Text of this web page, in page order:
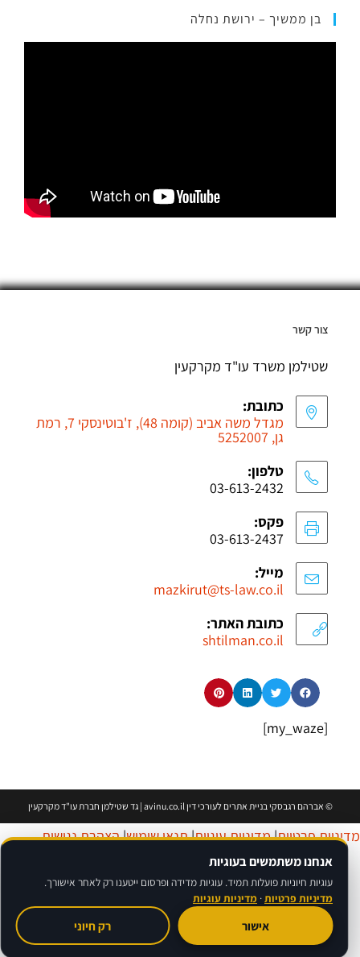
בן ממשיך – ירושת נחלה
צור קשר
שטילמן משרד עו"ד מקרקעין
כתובת:
מגדל משה אביב (קומה 48), ז'בוטינסקי 7, רמת
גן, 5252007
טלפון:
03-613-2432
פקס:
03-613-2437
מייל:
mazkirut@ts-law.co.il
כתובת האתר:
shtilman.co.il
©אברהם רגבסקיבניית אתרים לעורכי דין avinu.co.il | גד שטילמן חברת עו"ד מקרקעין
אנחנו משתמשים בעוגיות
עוגיות חיוניות פועלות תמיד. עוגיות מדידה ופרסום ייטענו רק לאחר אישורך.
מדיניות פרטיות· מדיניות עוגיות
אישור רק חיוני
פרטיות|מדיניות עוגיות|תנאי שימוש|הצהרת נגישות